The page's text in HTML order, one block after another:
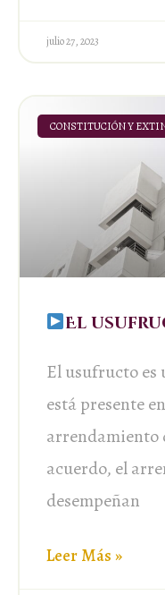
julio 27, 2023
CONSTITUCIÓN Y
El
El usufructo es
está presente
arrendamiento
acuerdo, el
desempeñan
Leer Más »